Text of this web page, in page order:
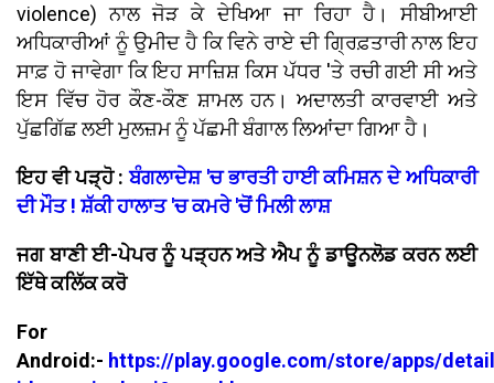
violence) ਨਾਲ ਜੋੜ ਕੇ ਦੇਖਿਆ ਜਾ ਰਿਹਾ ਹੈ। ਸੀਬੀਆਈ
ਅਧਿਕਾਰੀਆਂ ਨੂੰ ਉਮੀਦ ਹੈ ਕਿ ਵਿਨੇ ਰਾਏ ਦੀ ਗ੍ਰਿਫ਼ਤਾਰੀ ਨਾਲ ਇਹ
ਸਾਫ਼ ਹੋ ਜਾਵੇਗਾ ਕਿ ਇਹ ਸਾਜ਼ਿਸ਼ ਕਿਸ ਪੱਧਰ 'ਤੇ ਰਚੀ ਗਈ ਸੀ ਅਤੇ
ਇਸ ਵਿੱਚ ਹੋਰ ਕੌਣ-ਕੌਣ ਸ਼ਾਮਲ ਹਨ। ਅਦਾਲਤੀ ਕਾਰਵਾਈ ਅਤੇ
ਪੁੱਛਗਿੱਛ ਲਈ ਮੁਲਜ਼ਮ ਨੂੰ ਪੱਛਮੀ ਬੰਗਾਲ ਲਿਆਂਦਾ ਗਿਆ ਹੈ।
ਇਹ ਵੀ ਪੜ੍ਹੋ :ਬੰਗਲਾਦੇਸ਼ 'ਚ ਭਾਰਤੀ ਹਾਈ ਕਮਿਸ਼ਨ ਦੇ ਅਧਿਕਾਰੀ
ਦੀ ਮੌਤ ! ਸ਼ੱਕੀ ਹਾਲਾਤ 'ਚ ਕਮਰੇ 'ਚੋਂ ਮਿਲੀ ਲਾਸ਼
ਜਗ ਬਾਣੀ ਈ-ਪੇਪਰ ਨੂੰ ਪੜ੍ਹਨ ਅਤੇ ਐਪ ਨੂੰ ਡਾਊਨਲੋਡ ਕਰਨ ਲਈ
ਇੱਥੇ ਕਲਿੱਕ ਕਰੋ
For
Android:- https://play.google.com/store/apps/